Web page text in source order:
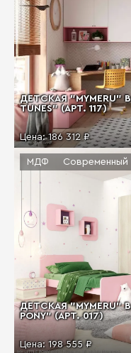
ДЕТСКАЯ "MYMERU"
TUNES" (АРТ. 117)
Цена:186 312 ₽
ДЕТСКАЯ "MYMERU"
PONY" (АРТ. 017)
Цена: 198 555 ₽
МДФ Современный